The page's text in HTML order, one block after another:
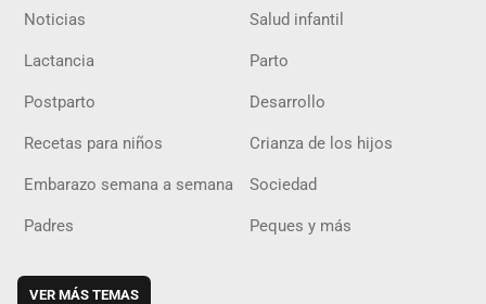
Noticias Salud infantil
Lactancia Parto
Postparto Desarrollo
Recetas para niños Crianza de los hijos
Embarazo semana a semana Sociedad
Padres Peques y más
VER MÁS TEMAS